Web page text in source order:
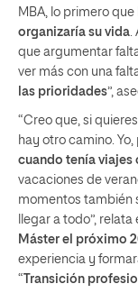
MBA, lo primero
organizaría su vida
que argumentar
ver más con una
las prioridades”,
“Creo que, si
hay otro camino. Yo,
cuando tenía viajes
vacaciones de
momentos también
llegar a todo”,
Máster el próximo
experiencia y
“Transición